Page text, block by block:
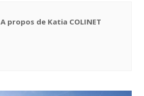
A propos de Katia COLINET